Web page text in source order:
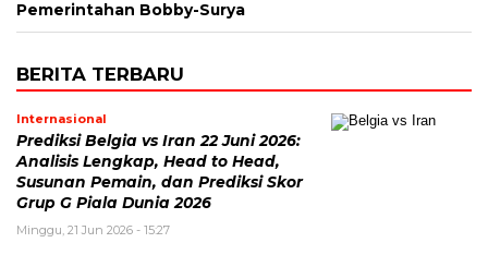
Pemerintahan Bobby-Surya
BERITA TERBARU
Internasional
Prediksi Belgia vs Iran 22 Juni 2026:
Analisis Lengkap, Head to Head,
Susunan Pemain, dan Prediksi Skor
Grup G Piala Dunia 2026
Minggu, 21 Jun 2026 - 15:27